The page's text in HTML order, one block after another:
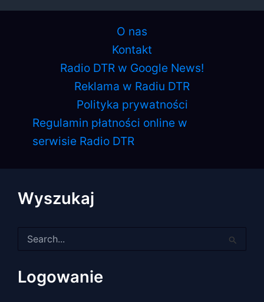
O nas
Kontakt
Radio DTR w Google News!
Reklama w Radiu DTR
Polityka prywatności
Regulamin płatności online w
serwisie Radio DTR
Wyszukaj
dla:
Logowanie